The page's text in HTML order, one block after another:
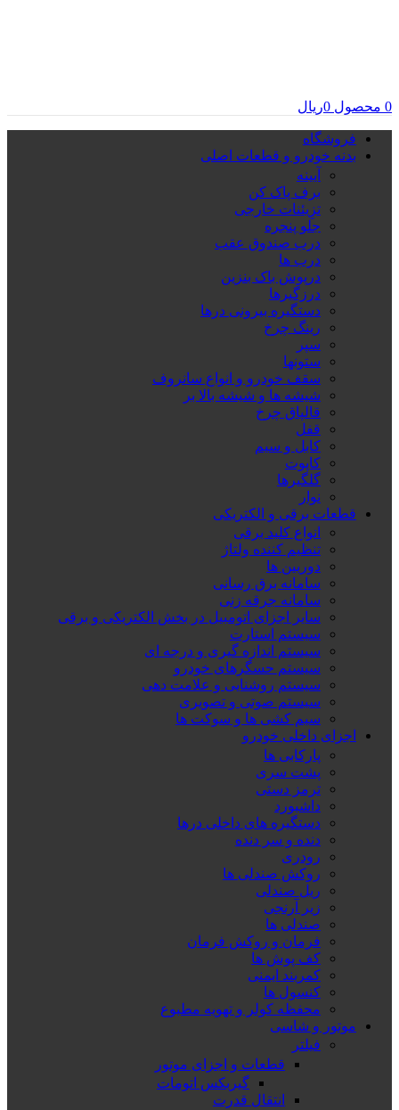
0 محصول 0ریال
فروشگاه
بدنه خودرو و قطعات اصلی
آیینه
برف پاک کن
تزِیئنات خارجی
جلو پنجره
درب صندوق عقب
درب ها
درپوش باک بنزین
درزگیرها
دستگیره بیرونی درها
رینگ چرخ
سپر
ستونها
سقف خودرو و انواع سانروف
شیشه ها و شیشه بالا بر
قالپاق چرخ
قفل
کابل و سیم
کاپوت
گلگیرها
نوار
قطعات برقی و الکتریکی
انواع کلید برقی
تنظیم کننده ولتاژ
دوربین ها
سامانه برق رسانی
سامانه جرقه زنی
سایر اجزای اتومبیل در بخش الکتریکی و برقی
سیستم استارت
سیستم اندازه گیری و درجه ای
سیستم حسگرهای خودرو
سیستم روشنایی و علامت دهی
سیستم صوتی و تصویری
سیم کشی ها و سوکت ها
اجزای داخلی خودرو
پارکابی ها
پشت سری
ترمز دستی
داشبورد
دستگیره های داخلی درها
دنده و سر دنده
رودری
روکش صندلی ها
ریل صندلی
زیر آرنجی
صندلی ها
فرمان و روکش فرمان
کف پوش ها
کمربند ایمنی
کنسول ها
محفظه کولر و تهویه مطبوع
موتور و شاسی
فیلتر
قطعات و اجزای موتور
گیربکس اتومات
انتقال قدرت